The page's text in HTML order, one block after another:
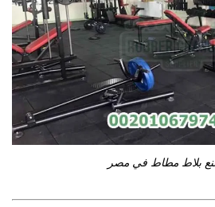
بلاط مطاط في مصر